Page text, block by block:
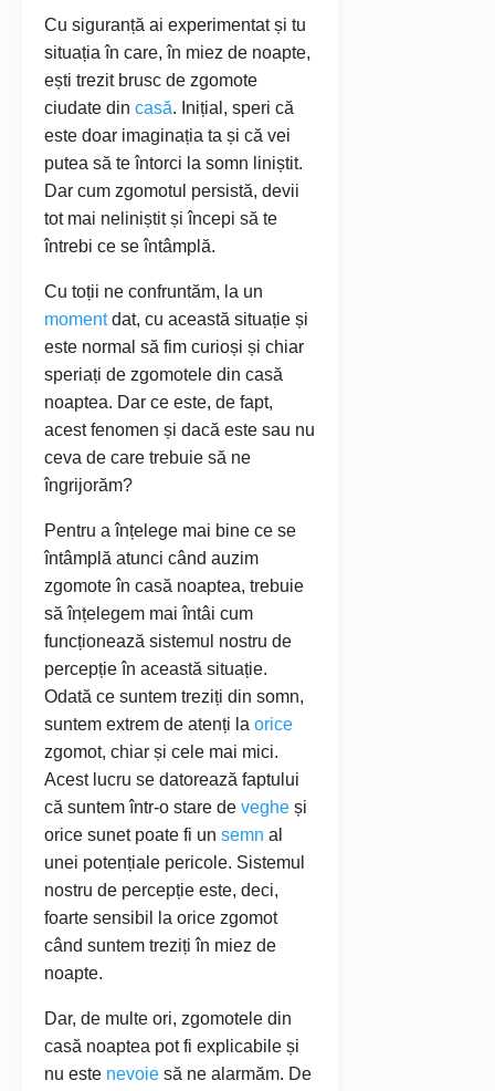
Cu siguranță ai experimentat și tu
situația în care, în miez de noapte,
ești trezit brusc de zgomote
ciudate din casă. Inițial, speri că
este doar imaginația ta și că vei
putea să te întorci la somn liniștit.
Dar cum zgomotul persistă, devii
tot mai neliniștit și începi să te
întrebi ce se întâmplă.
Cu toții ne confruntăm, la un
momentdat, cu această situație și
este normal să fim curioși și chiar
speriați de zgomotele din casă
noaptea. Dar ce este, de fapt,
acest fenomen și dacă este sau nu
ceva de care trebuie să ne
îngrijorăm?
Pentru a înțelege mai bine ce se
întâmplă atunci când auzim
zgomote în casă noaptea, trebuie
să înțelegem mai întâi cum
funcționează sistemul nostru de
percepție în această situație.
Odată ce suntem treziți din somn,
suntem extrem de atenți la orice
zgomot, chiar și cele mai mici.
Acest lucru se datorează faptului
că suntem într-o stare de veghe și
orice sunet poate fi un semn al
unei potențiale pericole. Sistemul
nostru de percepție este, deci,
foarte sensibil la orice zgomot
când suntem treziți în miez de
noapte.
Dar, de multe ori, zgomotele din
casă noaptea pot fi explicabile și
nu este nevoie să ne alarmăm. De